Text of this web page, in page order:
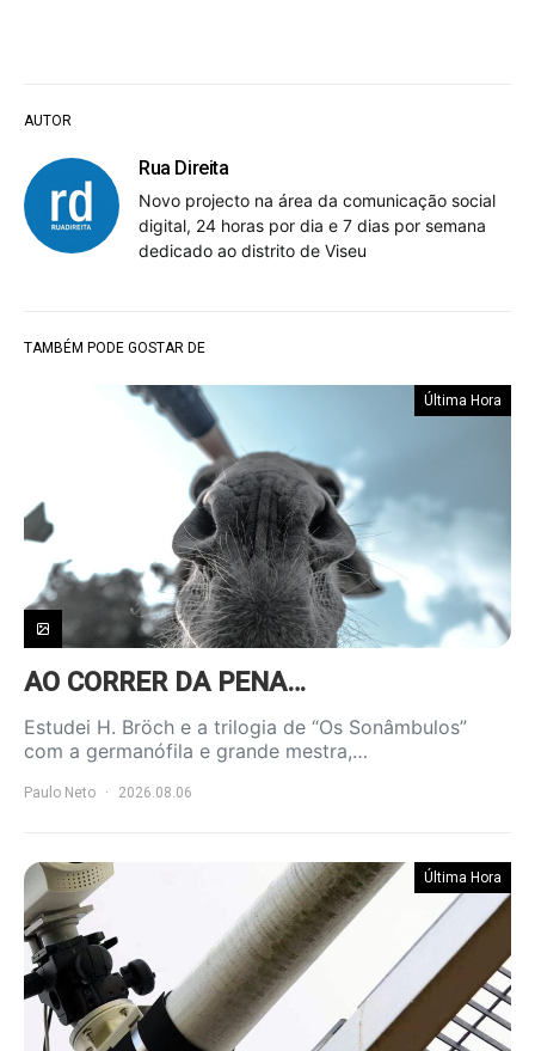
AUTOR
Rua Direita
Novo projecto na área da comunicação social
digital, 24 horas por dia e 7 dias por semana
dedicado ao distrito de Viseu
TAMBÉM PODE GOSTAR DE
Última Hora
AO CORRER DA PENA…
Estudei H. Bröch e a trilogia de “Os Sonâmbulos”
com a germanófila e grande mestra,…
Paulo Neto 2026.08.06
Última Hora